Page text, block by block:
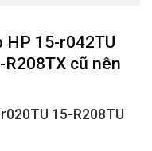
HP 15-r042TU
cũ nên
15-R208TU